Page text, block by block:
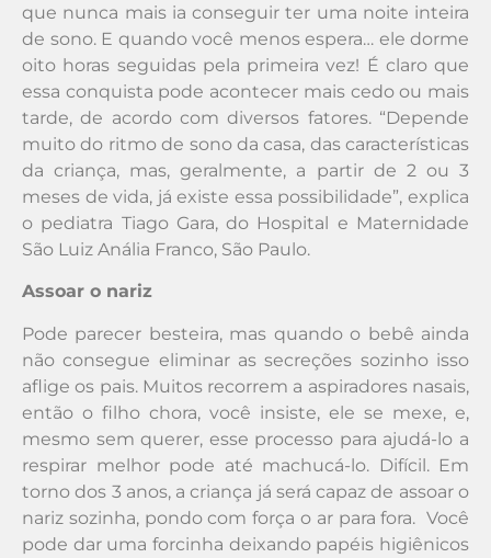
que nunca mais ia conseguir ter uma noite inteira
de sono. E quando você menos espera… ele dorme
oito horas seguidas pela primeira vez! É claro que
essa conquista pode acontecer mais cedo ou mais
tarde, de acordo com diversos fatores. “Depende
muito do ritmo de sono da casa, das características
da criança, mas, geralmente, a partir de 2 ou 3
meses de vida, já existe essa possibilidade”, explica
o pediatra Tiago Gara, do Hospital e Maternidade
São Luiz Anália Franco, São Paulo.
Assoar o nariz
Pode parecer besteira, mas quando o bebê ainda
não consegue eliminar as secreções sozinho isso
aflige os pais. Muitos recorrem a aspiradores nasais,
então o filho chora, você insiste, ele se mexe, e,
mesmo sem querer, esse processo para ajudá-lo a
respirar melhor pode até machucá-lo. Difícil. Em
torno dos 3 anos, a criança já será capaz de assoar o
nariz sozinha, pondo com força o ar para fora. Você
pode dar uma forcinha deixando papéis higiênicos